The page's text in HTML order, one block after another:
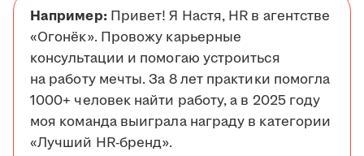
Например:Привет! Я Настя, HR в агентстве
«Огонёк». Провожу карьерные
консультации и помогаю устроиться
на работу мечты. За 8 лет практики помогла
1000+ человек найти работу, а в 2025 году
моя команда выиграла награду в категории
«Лучший HR-бренд».